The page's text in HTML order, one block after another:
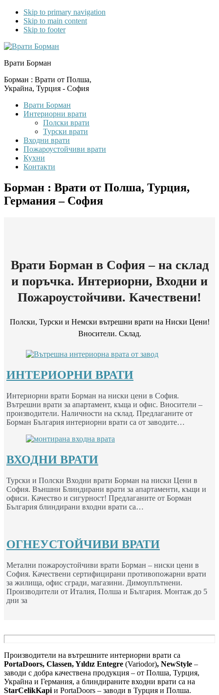
Skip to primary navigation
Skip to main content
Skip to footer
Врати Борман
Борман : Врати от Полша,
Украйна, Турция - София
Врати Борман
Интериорни врати
Полски врати
Турски врати
Входни врати
Пожароустойчиви врати
Кухни
Контакти
Борман : Врати от Полша, Турция,
Германия – София
Врати Борман в София – на склад
и поръчка. Интериорни, Входни и
Пожароустойчиви. Качествени!
Полски, Турски и Немски вътрешни врати на Ниски Цени!
Вносители. Склад.
ИНТЕРИОРНИ ВРАТИ
Интериорни врати Борман на ниски цени в София.
Вътрешни врати за апартамент, къща и офис. Вносители –
производители. Наличности на склад. Предлаганите от
Борман България интериорни врати са от заводите…
ВХОДНИ ВРАТИ
Турски и Полски Входни врати Борман на ниски Цени в
София. Външни Блиндирани врати за апартаменти, къщи и
офиси. Качество и сигурност! Предлаганите от Борман
България блиндирани входни врати са…
ОГНЕУСТОЙЧИВИ ВРАТИ
Метални пожароустойчиви врати Борман – ниски цени в
София. Качествени сертифицирани противопожарни врати
за жилища, офис сгради, магазини. Димоуплътнени.
Производители от Италия, Полша и България. Монтаж до 5
дни за
Производители на вътрешните интериорни врати са
PortaDoors, Classen, Yıldız Entegre (Variodor), NewStyle –
заводи с добра качествена продукция – от Полша, Турция,
Украйна и Германия, а блиндираните входни врати са на
StarCelikKapi и PortaDoors – заводи в Турция и Полша.